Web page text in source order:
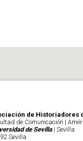
de Historiadores
de Comunicación |
de Sevilla| Sevilla
Sevilla